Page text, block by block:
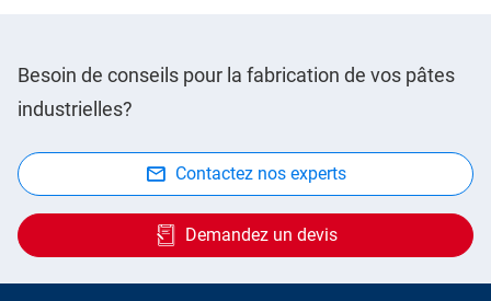
Besoin de conseils pour la fabrication de vos pâtes
industrielles?
Contactez nos experts
Demandez un devis